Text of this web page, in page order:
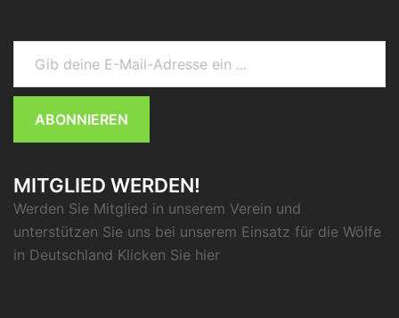
Gib deine E-Mail-Adresse ein ...
ABONNIEREN
MITGLIED WERDEN!
Werden Sie Mitglied in unserem Verein und
unterstützen Sie uns bei unserem Einsatz für die Wölfe
in Deutschland Klicken Sie hier